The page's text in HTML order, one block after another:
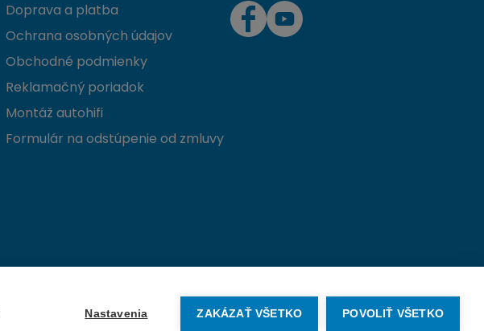
Nastavenia ZAKÁZAŤ VŠETKO POVOLIŤ VŠETKO
Doprava a platba
Ochrana osobných údajov
Obchodné podmienky
Reklamačný poriadok
Montáž autohifi
Formulár na odstúpenie od zmluvy
Vytvorené na mieru oddenva.sk